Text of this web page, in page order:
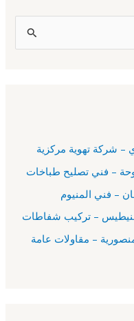
الكويت 66140865 – المنصورية – مقاولات عامة